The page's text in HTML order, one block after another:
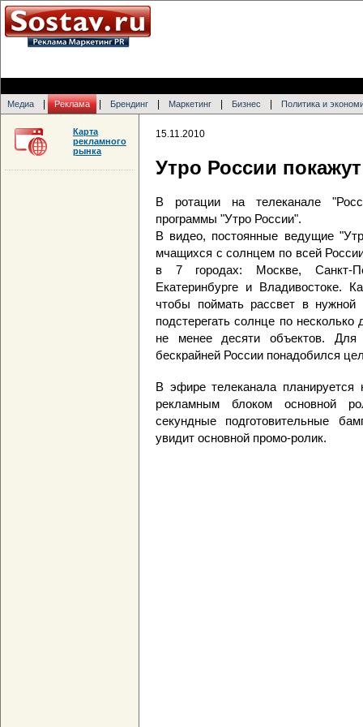
Медиа Реклама Брендинг Маркетинг Бизнес Политика и
15.11.2010
Утро России
В ротации на телеканале
программы "Утро России".
В видео, постоянные ведущие
мчащихся с солнцем по всей
в 7 городах: Москве, Санкт-
Екатеринбурге и Владивостоке.
чтобы поймать рассвет в нужной
подстерегать солнце по
не менее десяти объектов. Для
бескрайней России понадобился
В эфире телеканала планируется
рекламным блоком основной
секундные подготовительные
увидит основной промо-ролик.
Карта
рекламного
рынка